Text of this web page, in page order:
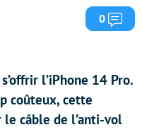
0
l’iPhone 14 Pro.
coûteux, cette
câble de l’anti-vol